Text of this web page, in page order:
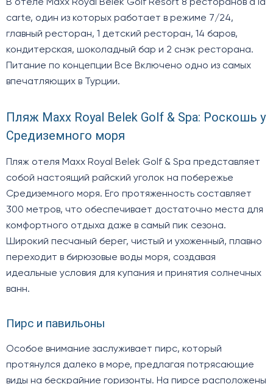
В отеле Maxx Royal Belek Golf Resort 8 ресторанов a la
carte, один из которых работает в режиме 7/24,
главный ресторан, 1 детский ресторан, 14 баров,
кондитерская, шоколадный бар и 2 снэк ресторана.
Питание по концепции Все Включено одно из самых
впечатляющих в Турции.
Пляж Maxx Royal Belek Golf & Spa: Роскошь у
Средиземного моря
Пляж отеля Maxx Royal Belek Golf & Spa представляет
собой настоящий райский уголок на побережье
Средиземного моря. Его протяженность составляет
300 метров, что обеспечивает достаточно места для
комфортного отдыха даже в самый пик сезона.
Широкий песчаный берег, чистый и ухоженный, плавно
переходит в бирюзовые воды моря, создавая
идеальные условия для купания и принятия солнечных
ванн.
Пирс и павильоны
Особое внимание заслуживает пирс, который
протянулся далеко в море, предлагая потрясающие
виды на бескрайние горизонты. На пирсе расположены